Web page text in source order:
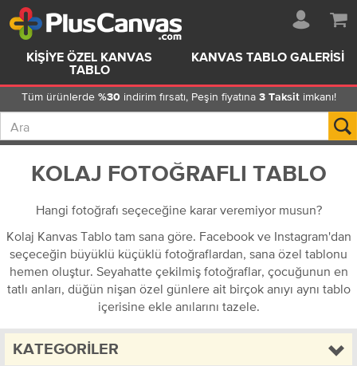
KIŞIYE ÖZEL KANVAS
TABLO
KANVAS TABLO GALERISI
Tüm ürünlerde %30 indirim fırsatı, Peşin fiyatına 3 Taksitimkanı!
KOLAJ FOTOĞRAFLI TABLO
Hangi fotoğrafı seçeceğine karar veremiyor musun?
Kolaj Kanvas Tablo tam sana göre. Facebook ve Instagram'dan
seçeceğin büyüklü küçüklü fotoğraflardan, sana özel tablonu
hemen oluştur. Seyahatte çekilmiş fotoğraflar, çocuğunun en
tatlı anları, düğün nişan özel günlere ait birçok anıyı aynı tablo
içerisine ekle anılarını tazele.
KATEGORILER